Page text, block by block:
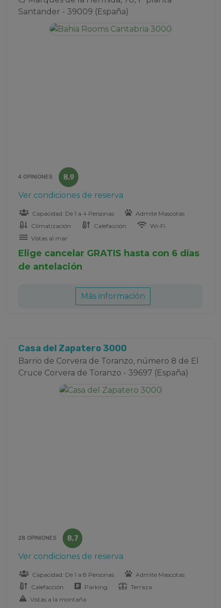
Santander - 39009 (España)
4 OPINIONES 8,9
Ver condiciones de reserva
Capacidad: De 1 a 4 Personas
Admite Mascotas
Climatización
Calefacción
Wi-Fi
Vistas al mar
Elige cancelar GRATIS hasta con 6 días
de antelación
Más información
Casa del Zapatero 3000
Barrio de Corvera de Toranzo, número 8 de El
Cruce Corvera de Toranzo - 39697 (España)
28 OPINIONES 8,7
Ver condiciones de reserva
Capacidad: De 1 a 8 Personas
Admite Mascotas
Calefacción
Parking
Terraza
Vistas a la montaña